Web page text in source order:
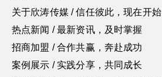
关于欣涛传媒 / 信任彼此，现在开始
热点新闻 / 最新资讯，及时掌握
招商加盟 / 合作共赢，奔赴成功
案例展示 / 实践分享，共同成长